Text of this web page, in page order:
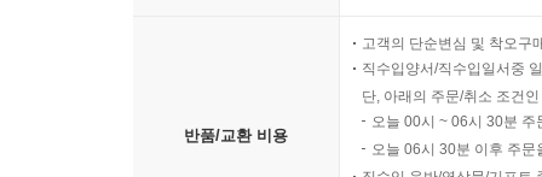
반품/교환 비용
고객의 단순변심 및 착오구
직수입양서/직수입일서중
단, 아래의 주문/취소 조건
오늘 00시 ~ 06시 30분
오늘 06시 30분 이후 주